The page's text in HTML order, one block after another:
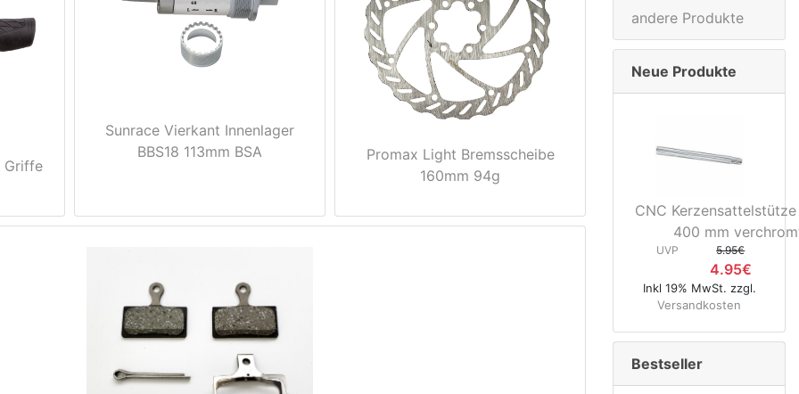
Griffe
Sunrace Vierkant Innenlager
BBS18 113mm BSA
Promax Light Bremsscheibe
160mm 94g
andere Produkte
Neue Produkte
CNC
400 mm
UVP 5.95€
4.95€
Inkl 19% MwSt. zzgl.
Versandkosten
Bestseller